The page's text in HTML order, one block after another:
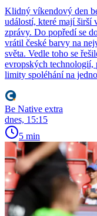
Klidný víkendový den
událostí, které mají širší
zprávy. Do popředí se
vrátil české barvy na
světa. Vedle toho se
evropských technologií,
limity spoléhání na
Be Native extra
dnes, 15:15
5 min